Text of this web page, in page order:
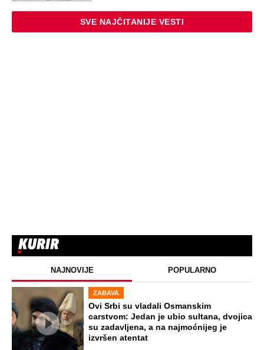
SVE NAJČITANIJE VESTI
NAJNOVIJE POPULARNO
ZABAVA
Ovi Srbi su vladali Osmanskim
carstvom: Jedan je ubio sultana, dvojica
su zadavljena, a na najmoćnijeg je
izvršen atentat